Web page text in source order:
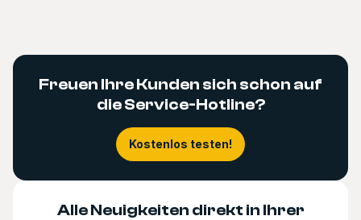
Freuen Ihre Kunden sich schon auf
die Service-Hotline?
Kostenlos testen!
Alle Neuigkeiten direkt in Ihrer